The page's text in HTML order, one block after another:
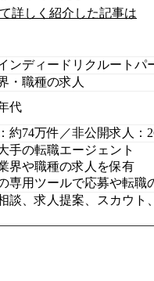
詳しく紹介した記事は
ンディードリクルートパ
・職種の求人
代
約74万件／非公開求人：
手の転職エージェント
界や職種の求人を保有
専用ツールで応募や転職
談、求人提案、スカウ